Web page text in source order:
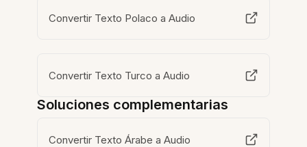
Convertir Texto Polaco a Audio
Convertir Texto Turco a Audio
Soluciones complementarias
Convertir Texto Árabe a Audio